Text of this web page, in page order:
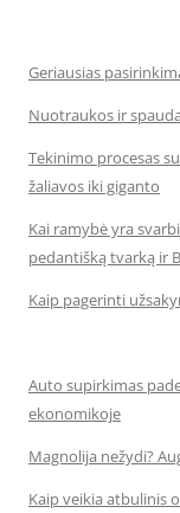
Geriausias
Nuotraukos ir
Tekinimo procesas
žaliavos iki giganto
Kai ramybė yra
pedantišką tvarką ir
Kaip pagerinti
Auto supirkimas
ekonomikoje
Magnolija nežydi?
Kaip veikia atbulinis